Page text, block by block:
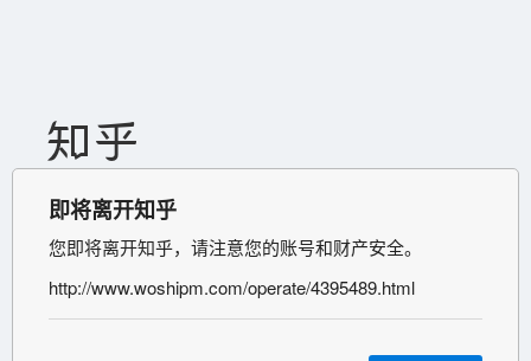
即将离开知乎
您即将离开知乎，请注意您的账号和财产安全。
http://www.woshipm.com/operate/4395489.html